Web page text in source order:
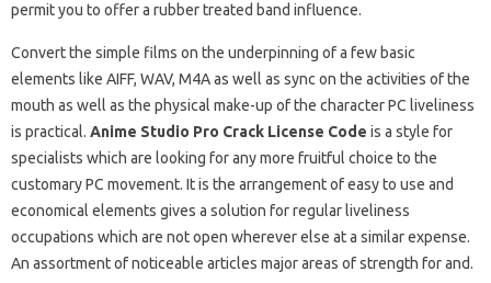
permit you to offer a rubber treated band influence.
Convert the simple films on the underpinning of a few basic
elements like AIFF, WAV, M4A as well as sync on the activities of the
mouth as well as the physical make-up of the character PC liveliness
is practical. Anime Studio Pro Crack License Code is a style for
specialists which are looking for any more fruitful choice to the
customary PC movement. It is the arrangement of easy to use and
economical elements gives a solution for regular liveliness
occupations which are not open wherever else at a similar expense.
An assortment of noticeable articles major areas of strength for and.